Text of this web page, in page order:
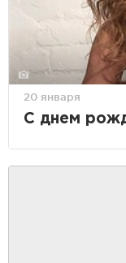
20 января
С днем